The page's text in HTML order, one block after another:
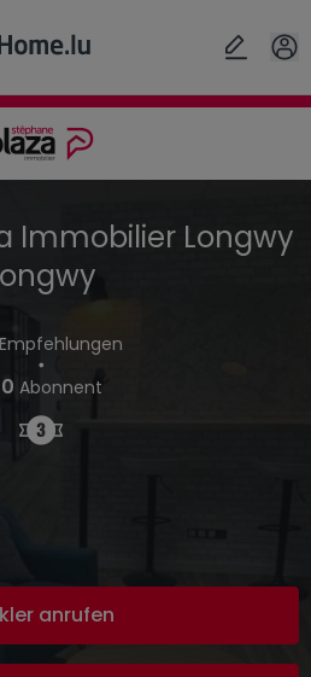
Immobilier Longwy
Empfehlungen
・
0 Abonnent
anrufen